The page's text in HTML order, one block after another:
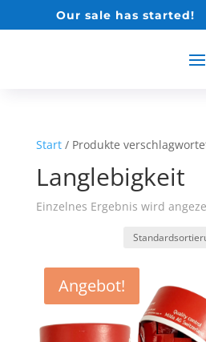
Our sale has started!
Start/ Produkte
Langlebigkeit
Einzelnes Ergebnis wird
Angebot!